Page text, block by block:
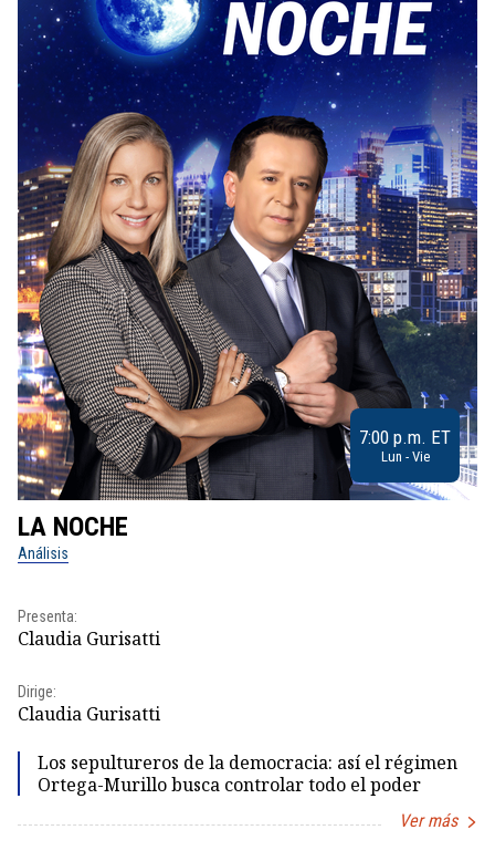
7:00 p.m. ET
Lun - Vie
LA NOCHE
Análisis
Presenta:
Claudia Gurisatti
Dirige:
Claudia Gurisatti
Los sepultureros de la democracia: así el régimen
Ortega-Murillo busca controlar todo el poder
Ver más